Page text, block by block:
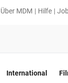
Über MDM Hilfe
International